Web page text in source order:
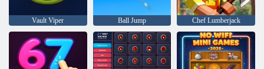
Vault Viper Ball Jump Chef Lumberjack